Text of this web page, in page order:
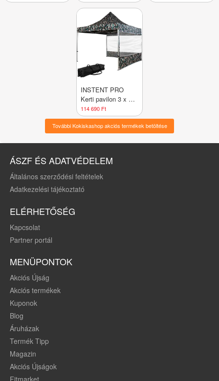
INSTENT PRO
Kerti pavilon 3 x 3
m Woodland + 2
oldalfal
114 690 Ft
További Kokiskashop akciós termékek betöltése
ÁSZF ÉS ADATVÉDELEM
Általános szerződési feltételek
Adatkezelési tájékoztató
ELÉRHETŐSÉG
Kapcsolat
Partner portál
MENÜPONTOK
Akciós Újság
Akciós termékek
Kuponok
Blog
Áruházak
Termék Tipp
Magazin
Akciós Újságok